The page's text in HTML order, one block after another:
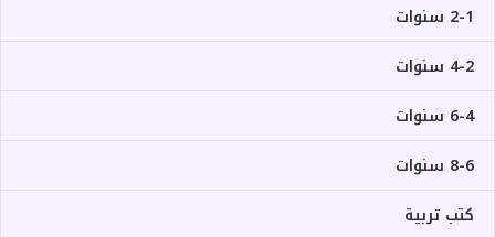
2-1 سنوات
4-2 سنوات
6-4 سنوات
8-6 سنوات
كتب تربية